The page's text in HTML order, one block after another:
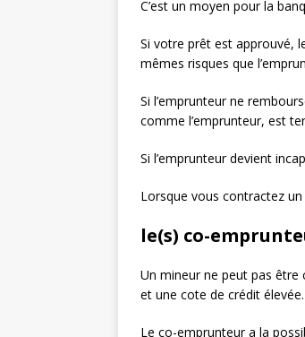
C’est un moyen pour la
Si votre prêt est approuvé,
mêmes risques que
Si l’emprunteur ne
comme l’emprunteur, est
Si l’emprunteur devient
Lorsque vous contractez
le(s) co-
Un mineur ne peut pas être
et une cote de crédit élevée.
Le co-emprunteur a la